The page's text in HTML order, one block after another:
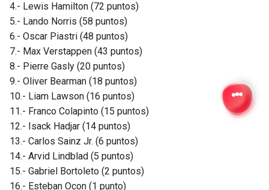
4.- Lewis Hamilton (72 puntos)
5.- Lando Norris (58 puntos)
6.- Oscar Piastri (48 puntos)
7.- Max Verstappen (43 puntos)
8.- Pierre Gasly (20 puntos)
9.- Oliver Bearman (18 puntos)
10.- Liam Lawson (16 puntos)
11.- Franco Colapinto (15 puntos)
12.- Isack Hadjar (14 puntos)
13.- Carlos Sainz Jr. (6 puntos)
14.- Arvid Lindblad (5 puntos)
15.- Gabriel Bortoleto (2 puntos)
16.- Esteban Ocon (1 punto)